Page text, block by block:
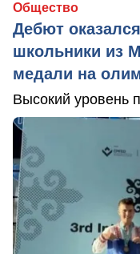
Общество
Дебют
школьники из
медали на
Высокий уровень